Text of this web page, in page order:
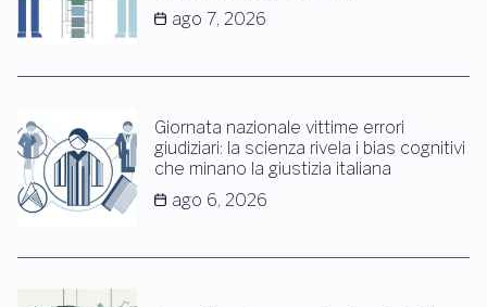
ago 7, 2026
Giornata nazionale vittime errori
giudiziari: la scienza rivela i bias cognitivi
che minano la giustizia italiana
ago 6, 2026